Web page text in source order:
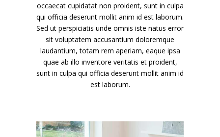
occaecat cupidatat non proident, sunt in culpa
qui officia deserunt mollit anim id est laborum.
Sed ut perspiciatis unde omnis iste natus error
sit voluptatem accusantium doloremque
laudantium, totam rem aperiam, eaque ipsa
quae ab illo inventore veritatis et proident,
sunt in culpa qui officia deserunt mollit anim id
est laborum.